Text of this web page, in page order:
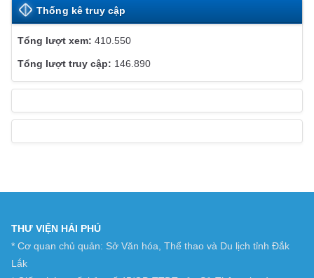
Thống kê truy cập
410.550
146.890
THƯ VIỆN HẢI PHÚ
* Cơ quan chủ quản: Sở Văn hóa, Thể thao và Du lịch tỉnh Đắk
Lắk